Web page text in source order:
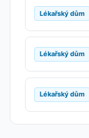
Lékařský dům
Lékařský dům
Lékařský dům